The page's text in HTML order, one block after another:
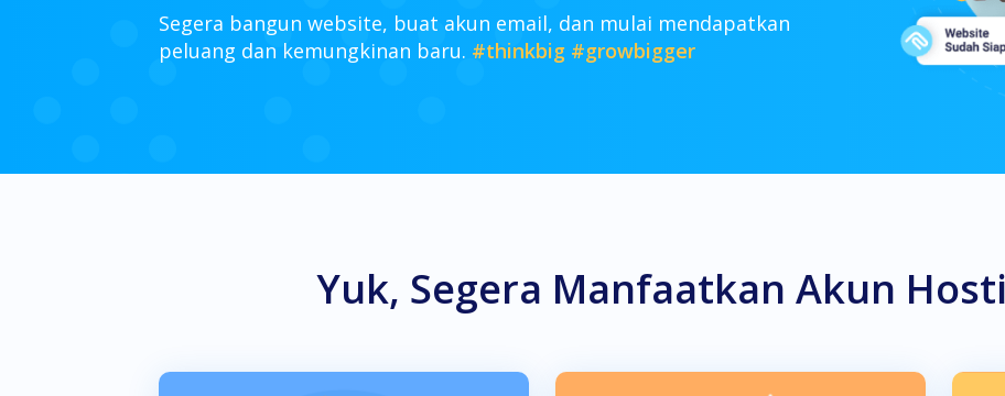
Segera bangun website, buat akun email, dan mulai mendapatkan
peluang dan kemungkinan baru. #thinkbig #growbigger
Yuk, Segera Manfaatkan Akun